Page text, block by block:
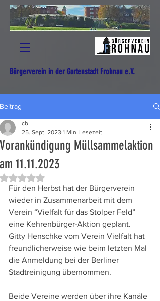
Bürgerverein in der Gartenstadt Frohnau e.V.
Beitrag
Vorankündigung Müllsammelaktion
am 11.11.2023
cb
25. Sept. 2023 1 Min. Lesezeit
Mit NaN von 5 Sternen bewertet.
Für den Herbst hat der Bürgerverein
wieder in Zusammenarbeit mit dem
Verein “Vielfalt für das Stolper Feld”
eine Kehrenbürger-Aktion geplant.
Gitty Henschke vom Verein Vielfalt hat
freundlicherweise wie beim letzten Mal
die Anmeldung bei der Berliner
Stadtreinigung übernommen.
Beide Vereine werden über ihre Kanäle